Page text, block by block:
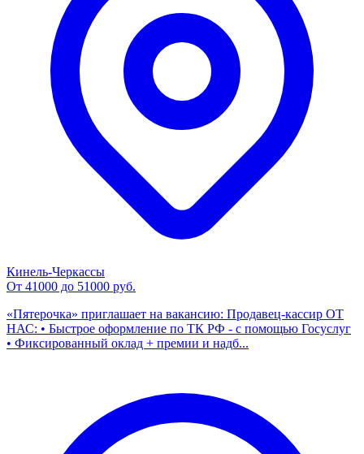
Кинель-Черкассы
От 41000 до 51000 руб.
«Пятерочка» приглашает на вакансию: Продавец-кассир ОТ
НАС: • Быстрое оформление по ТК РФ - с помощью Госуслуг
• Фиксированный оклад + премии и надб...